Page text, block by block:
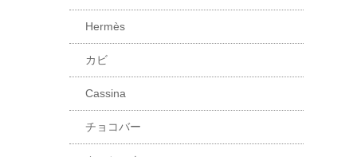
Hermès
カビ
Cassina
チョコバー